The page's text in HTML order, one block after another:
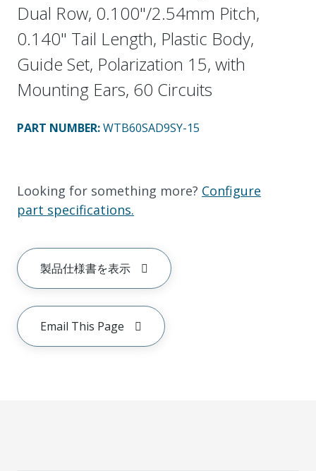
Dual Row, 0.100"/2.54mm Pitch,
0.140" Tail Length, Plastic Body,
Guide Set, Polarization 15, with
Mounting Ears, 60 Circuits
PART NUMBER:WTB60SAD9SY-15
Looking for something more? Configure
part specifications.
製品仕様書を表示
Email This Page